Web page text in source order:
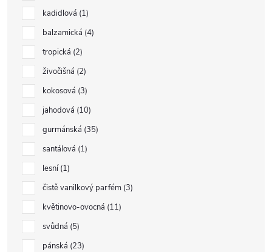
kadidlová 1
balzamická 4
tropická 2
živočišná 2
kokosová 3
jahodová 10
gurmánská 35
santálová 1
lesní 1
čistě vanilkový parfém 3
květinovo-ovocná 11
svůdná 5
pánská 23